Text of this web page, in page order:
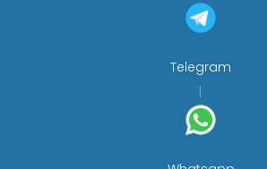
Telegram